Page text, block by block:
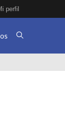
perfil